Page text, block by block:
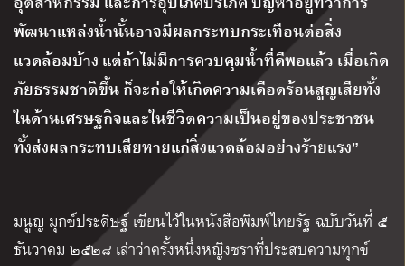
พัฒนาแหล่งน้ำนั้นอาจมีผลกระทบกระเทือนต่อสิ่ง
แวดล้อมบ้าง แต่ถ้าไม่มีการควบคุมน้ำที่ดีพอแล้ว เมื่อเกิด
ภัยธรรมชาติขึ้น ก็จะก่อให้เกิดความเดือดร้อนสูญเสียทั้ง
ในด้านเศรษฐกิจและในชีวิตความเป็นอยู่ของประชาชน
ทั้งส่งผลกระทบเสียหายแก่สิ่งแวดล้อมอย่างร้ายแรง”
มนูญ มุกข์ประดิษฐ์ เขียนไว้ในหนังสือพิมพ์ไทยรัฐ ฉบับวันที่ ๕
ธันวาคม ๒๕๒๘ เล่าว่าครั้งหนึ่งหญิงชราที่ประสบความทุกข์